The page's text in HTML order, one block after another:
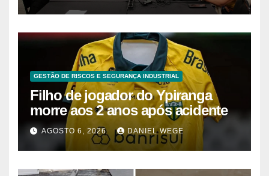
Brasil
GESTÃO DE RISCOS E SEGURANÇA INDUSTRIAL
Filho de jogador do Ypiranga
morre aos 2 anos após acidente
AGOSTO 6, 2026 DANIEL WEGE